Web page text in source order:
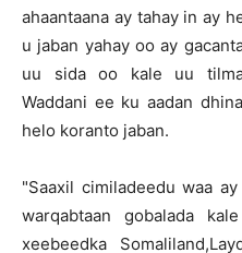
ahaantaana ay tahay in ay
u jaban yahay oo ay
uu sida oo kale uu
Waddani ee ku aadan
helo koranto jaban.
"Saaxil cimiladeedu waa
warqabtaan gobalada
xeebeedka